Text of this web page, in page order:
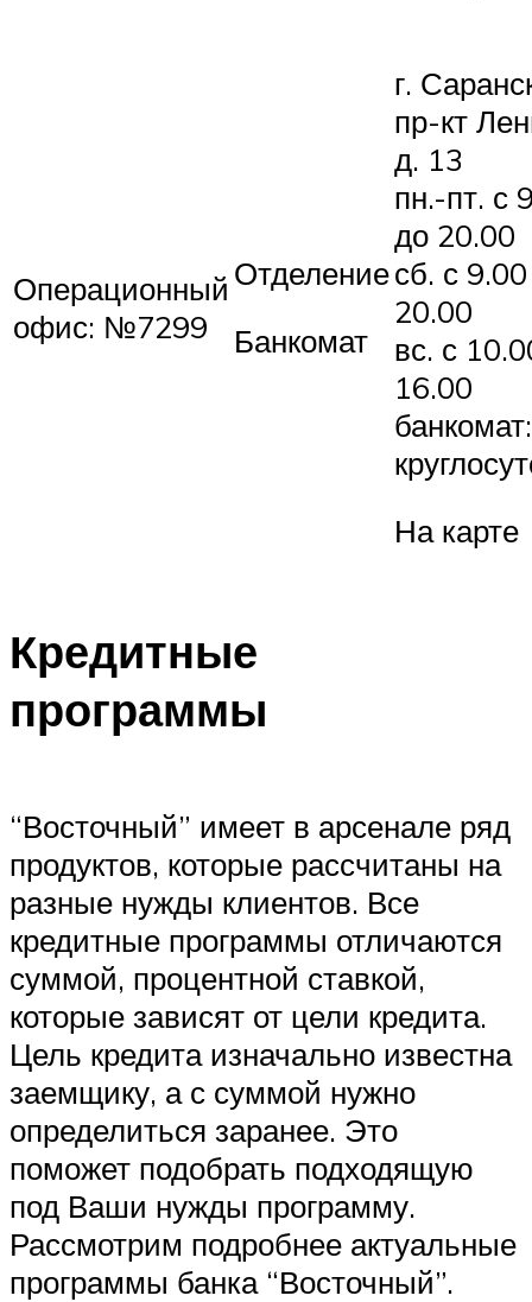
Операционный
офис: №7299
Отделение
Банкомат
г.
пр-кт
д. 13
пн.-пт. с
до 20.00
сб. с
20.00
вс. с
16.00
банкомат:
На карте
Кредитные
программы
“Восточный” имеет в арсенале ряд
продуктов, которые рассчитаны на
разные нужды клиентов. Все
кредитные программы отличаются
суммой, процентной ставкой,
которые зависят от цели кредита.
Цель кредита изначально известна
заемщику, а с суммой нужно
определиться заранее. Это
поможет подобрать подходящую
под Ваши нужды программу.
Рассмотрим подробнее актуальные
программы банка “Восточный”.